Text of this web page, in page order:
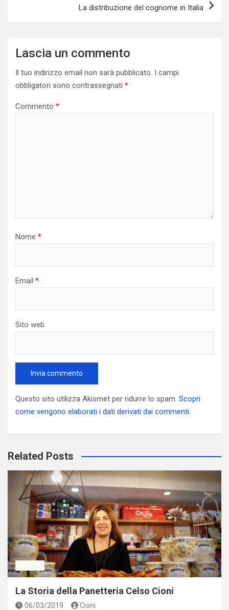
La distribuzione del cognome in Italia
Lascia un commento
Il tuo indirizzo email non sarà pubblicato. I campi
obbligatori sono contrassegnati *
Commento *
Nome *
Email *
Sito web
Questo sito utilizza Akismet per ridurre lo spam. Scopri
come vengono elaborati i dati derivati dai commenti.
Related Posts
La Storia della Panetteria Celso Cioni
06/03/2019 Cioni